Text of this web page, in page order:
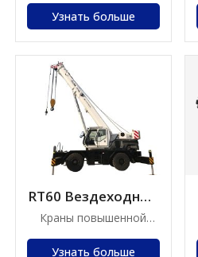
Узнать больше
RT60 Вездеходный
кран
Краны повышенной
Узнать больше